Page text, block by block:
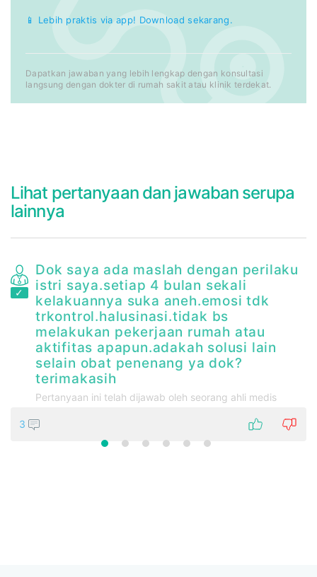
📱 Lebih praktis via app! Download sekarang.
Dapatkan jawaban yang lebih lengkap dengan konsultasi
langsung dengan dokter di rumah sakit atau klinik terdekat.
Lihat pertanyaan dan jawaban serupa
lainnya
Dok saya ada maslah dengan perilaku
istri saya.setiap 4 bulan sekali
kelakuannya suka aneh.emosi tdk
trkontrol.halusinasi.tidak bs
melakukan pekerjaan rumah atau
aktifitas apapun.adakah solusi lain
selain obat penenang ya dok?
terimakasih
Pertanyaan ini telah dijawab oleh seorang ahli medis
3